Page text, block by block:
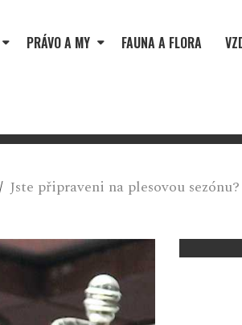
PRÁVO A MY FAUNA A FLORA
/ Jste připraveni na plesovou sezónu?